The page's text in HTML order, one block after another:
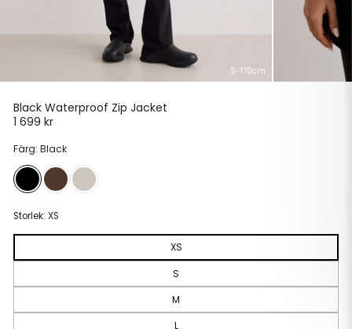
S-170cm
Black Waterproof Zip Jacket
1 699 kr
Färg: Black
Storlek: XS
XS
S
M
L